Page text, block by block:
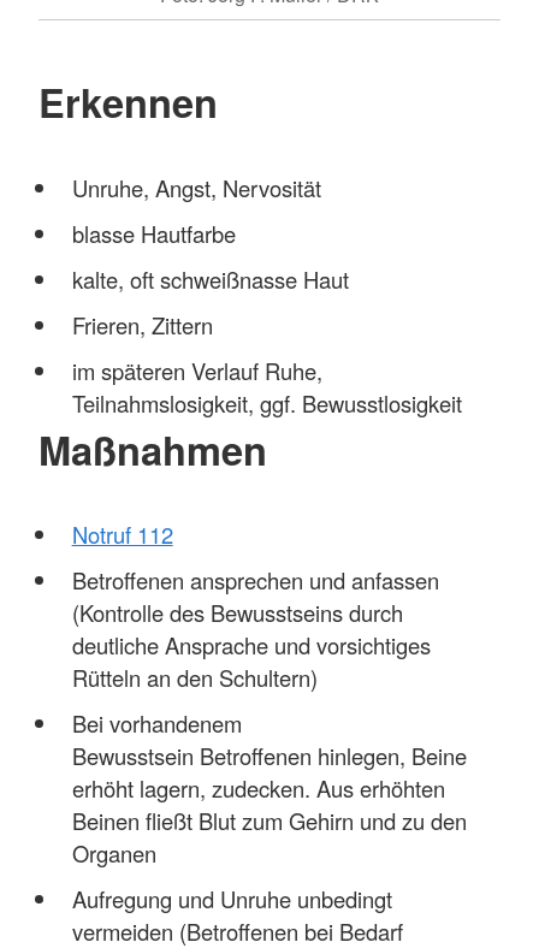
Erkennen
Unruhe, Angst, Nervosität
blasse Hautfarbe
kalte, oft schweißnasse Haut
Frieren, Zittern
im späteren Verlauf Ruhe,
Teilnahmslosigkeit, ggf. Bewusstlosigkeit
Maßnahmen
Notruf 112
Betroffenen ansprechen und anfassen
(Kontrolle des Bewusstseins durch
deutliche Ansprache und vorsichtiges
Rütteln an den Schultern)
Bei vorhandenem
Bewusstsein Betroffenen hinlegen, Beine
erhöht lagern, zudecken. Aus erhöhten
Beinen fließt Blut zum Gehirn und zu den
Organen
Aufregung und Unruhe unbedingt
vermeiden (Betroffenen bei Bedarf